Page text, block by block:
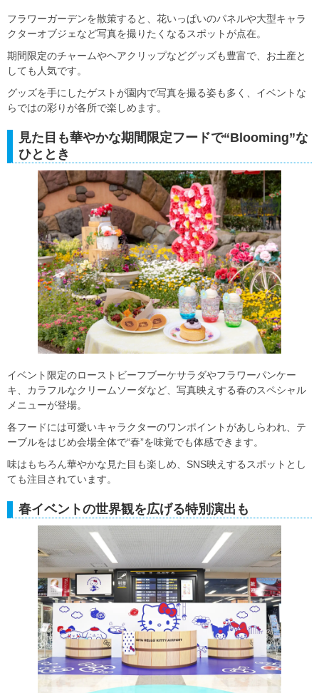
フラワーガーデンを散策すると、花いっぱいのパネルや大型キャラ
クターオブジェなど写真を撮りたくなるスポットが点在。
期間限定のチャームやヘアクリップなどグッズも豊富で、お土産と
しても人気です。
グッズを手にしたゲストが園内で写真を撮る姿も多く、イベントな
らではの彩りが各所で楽しめます。
見た目も華やかな期間限定フードで“Blooming”な
ひととき
イベント限定のローストビーフブーケサラダやフラワーパンケー
キ、カラフルなクリームソーダなど、写真映えする春のスペシャル
メニューが登場。
各フードには可愛いキャラクターのワンポイントがあしらわれ、テ
ーブルをはじめ会場全体で“春”を味覚でも体感できます。
味はもちろん華やかな見た目も楽しめ、SNS映えするスポットとし
ても注目されています。
春イベントの世界観を広げる特別演出も